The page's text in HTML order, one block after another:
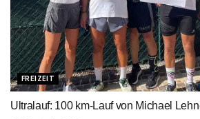
FREIZEIT
Ultralauf: 100 km-Lauf von Michael